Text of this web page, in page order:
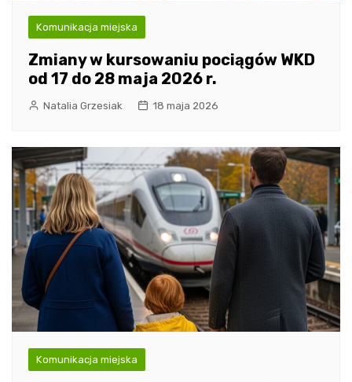
Komunikacja miejska
Zmiany w kursowaniu pociągów WKD
od 17 do 28 maja 2026 r.
Natalia Grzesiak 18 maja 2026
Komunikacja miejska